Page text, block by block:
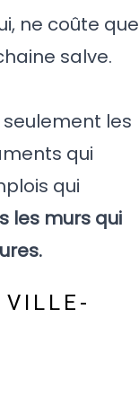
ne coûte que
salve.
les
qui
qui
les murs qui
VILLE-